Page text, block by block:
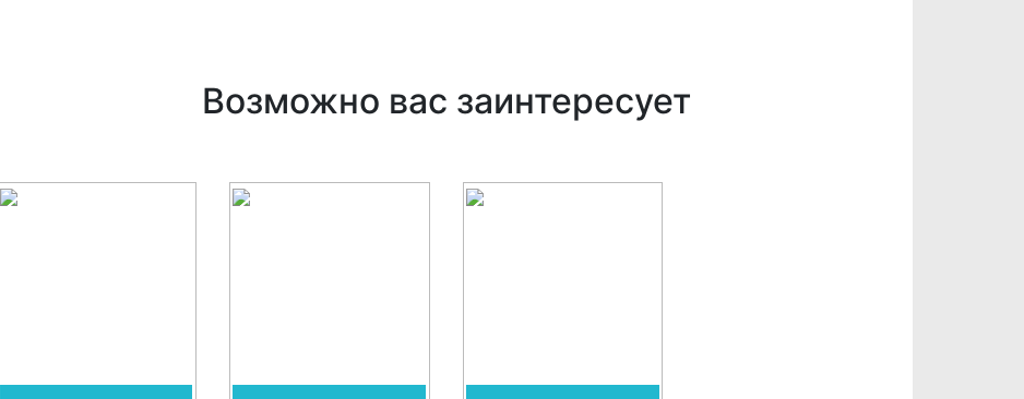
Возможно вас заинтересует